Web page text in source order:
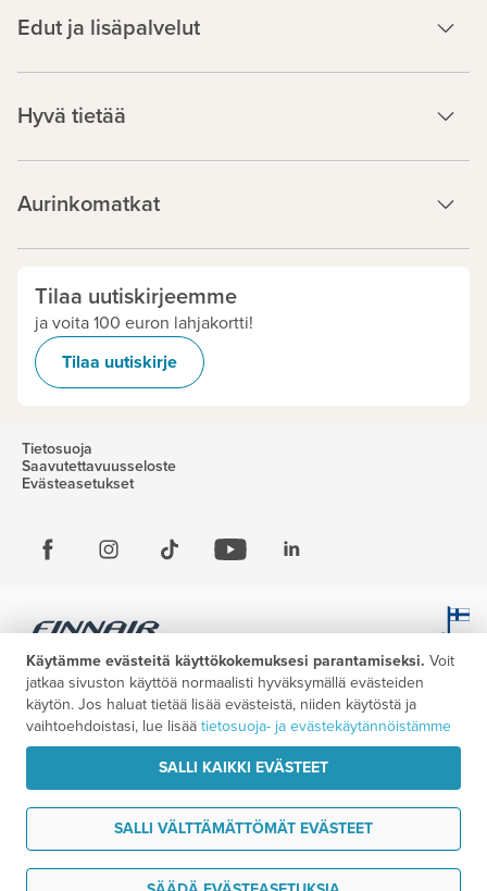
Haluan ideoita matkaani
Edut ja lisäpalvelut
Hyvä tietää
Aurinkomatkat
Tilaa uutiskirjeemme
ja voita 100 euron lahjakortti!
Tilaa uutiskirje
Tietosuoja
Saavutettavuusseloste
Evästeasetukset
Käytämme evästeitä käyttökokemuksesi parantamiseksi. Voit
jatkaa sivuston käyttöä normaalisti hyväksymällä evästeiden
käytön. Jos haluat tietää lisää evästeistä, niiden käytöstä ja
vaihtoehdoistasi, lue lisää tietosuoja- ja evästekäytännöistämme
SALLI KAIKKI EVÄSTEET
SALLI VÄLTTÄMÄTTÖMÄT EVÄSTEET